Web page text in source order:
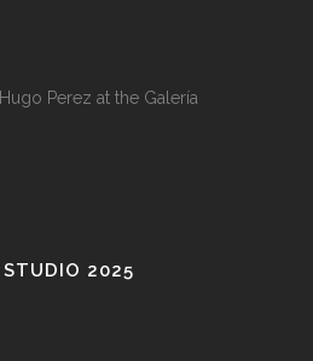
Perez at the Galería
STUDIO 2025